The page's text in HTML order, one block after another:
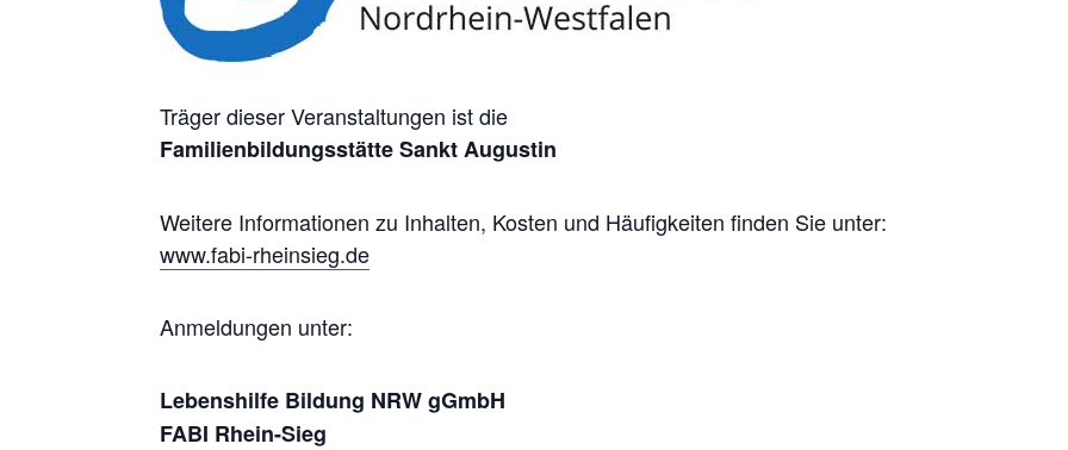
Träger dieser Veranstaltungen ist die
Familienbildungsstätte Sankt Augustin
Weitere Informationen zu Inhalten, Kosten und Häufigkeiten finden Sie unter:
www.fabi-rheinsieg.de
Anmeldungen unter:
Lebenshilfe Bildung NRW gGmbH
FABI Rhein-Sieg